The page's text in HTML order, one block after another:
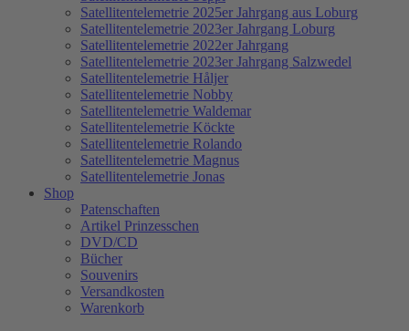
Satellitentelemetrie 2025er Jahrgang aus Loburg
Satellitentelemetrie 2023er Jahrgang Loburg
Satellitentelemetrie 2022er Jahrgang
Satellitentelemetrie 2023er Jahrgang Salzwedel
Satellitentelemetrie Håljer
Satellitentelemetrie Nobby
Satellitentelemetrie Waldemar
Satellitentelemetrie Köckte
Satellitentelemetrie Rolando
Satellitentelemetrie Magnus
Satellitentelemetrie Jonas
Shop
Patenschaften
Artikel Prinzesschen
DVD/CD
Bücher
Souvenirs
Versandkosten
Warenkorb